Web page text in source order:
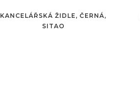
KANCELÁŘSKÁ ŽIDLE, ČERNÁ,
SITAO